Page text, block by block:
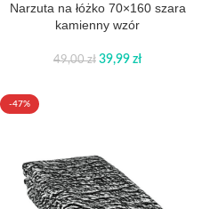
Narzuta na łóżko 70×160 szara
kamienny wzór
49,00zł 39,99 zł
-47%